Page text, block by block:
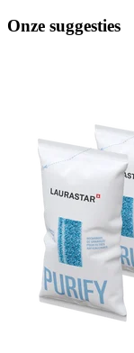
Onze suggesties